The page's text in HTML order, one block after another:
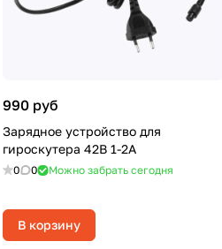
990 руб
Зарядное устройство для
гироскутера 42В 1-2А
0 0 Можно забрать сегодня
В корзину